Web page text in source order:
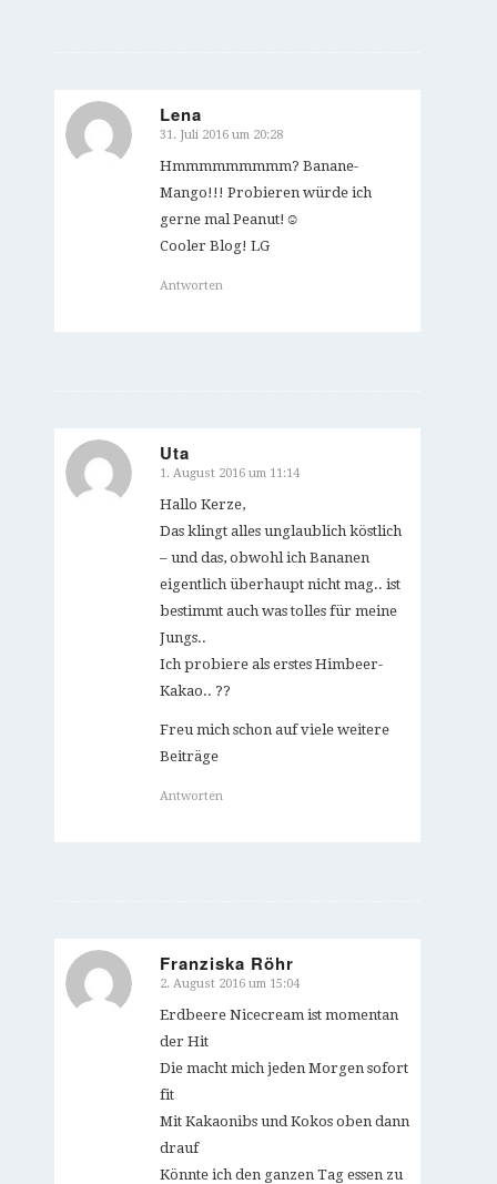
Lena
sagte:
31. Juli 2016 um 20:28
Hmmmmmmmmm? Banane-
Mango!!! Probieren würde ich
gerne mal Peanut!☺️
Cooler Blog! LG
Antworten
Uta
sagte:
1. August 2016 um 11:14
Hallo Kerze,
Das klingt alles unglaublich köstlich
– und das, obwohl ich Bananen
eigentlich überhaupt nicht mag.. ist
bestimmt auch was tolles für meine
Jungs..
Ich probiere als erstes Himbeer-
Kakao.. ??
Freu mich schon auf viele weitere
Beiträge
Antworten
Franziska Röhr
sagte:
2. August 2016 um 15:04
Erdbeere Nicecream ist momentan
der Hit
Die macht mich jeden Morgen sofort
fit
Mit Kakaonibs und Kokos oben dann
drauf
Könnte ich den ganzen Tag essen zu